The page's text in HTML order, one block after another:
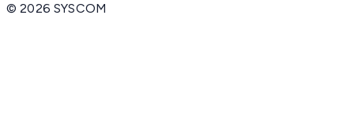
©2026 SYSCOM